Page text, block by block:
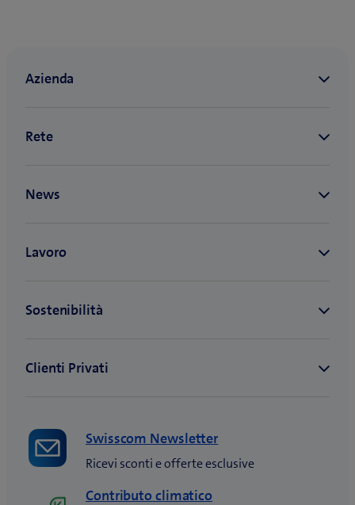
Swisscom Newsletter
Ricevi sconti e offerte esclusive
Contributo climatico